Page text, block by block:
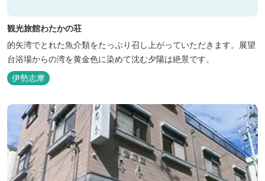
観光旅館わたかの荘
的矢湾でとれた魚介類をたっぷり召し上がっていただきます。展望
台浴場からの湾を黄金色に染めて沈む夕陽は絶景です。
伊勢志摩